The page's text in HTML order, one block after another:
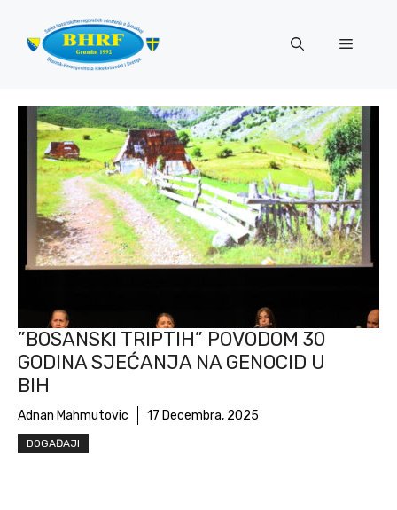
sadržaj
”BOSANSKI TRIPTIH” POVODOM 30
GODINA SJEĆANJA NA GENOCID U
BIH
Adnan Mahmutovic 17 Decembra, 2025
DOGAĐAJI